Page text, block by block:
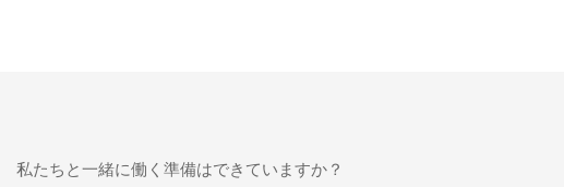
私たちと一緒に働く準備はできていますか？